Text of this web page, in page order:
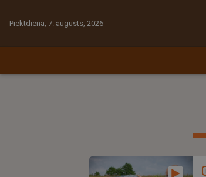
Piektdiena, 7. augusts, 2026